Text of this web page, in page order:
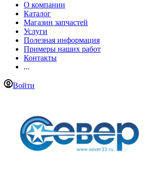
О компании
Каталог
Магазин запчастей
Услуги
Полезная информация
Примеры наших работ
Контакты
...
Войти